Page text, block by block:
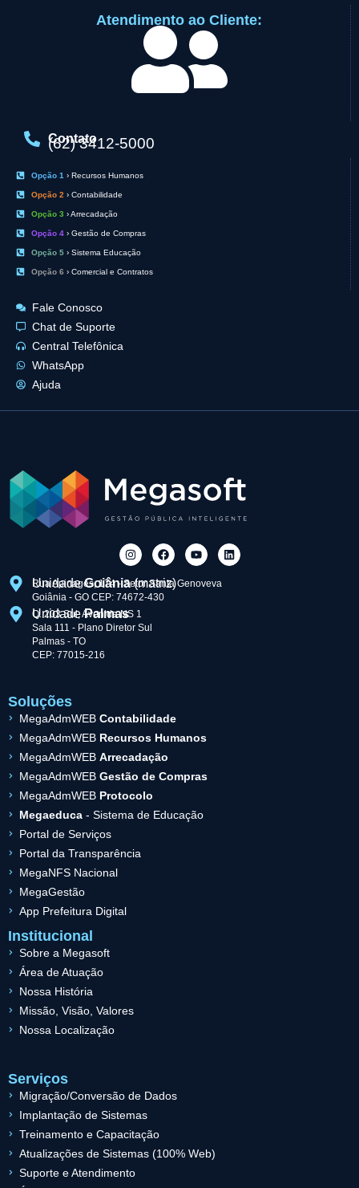
Atendimento ao Cliente:
Contato
(62) 3412-5000
Opção 1 › Recursos Humanos
Opção 2 › Contabilidade
Opção 3 › Arrecadação
Opção 4› Gestão de Compras
Opção 5› Sistema Educação
Opção 6 › Comercial e Contratos
Fale Conosco
Chat de Suporte
Central Telefônica
WhatsApp
Ajuda
UnidadeGoiânia(matriz)
Rua Apinagés, 174 - Setor Santa Genoveva
Goiânia - GO CEP: 74672-430
UnidadePalmas
Q. 203 Sul, Avenida NS 1
Sala 111 - Plano Diretor Sul
Palmas - TO
CEP: 77015-216
Soluções
MegaAdmWEB Contabilidade
MegaAdmWEB Recursos Humanos
MegaAdmWEB Arrecadação
MegaAdmWEB Gestão de Compras
MegaAdmWEB Protocolo
Megaeduca- Sistema de Educação
Portal de Serviços
Portal da Transparência
MegaNFS Nacional
MegaGestão
App Prefeitura Digital
Institucional
Sobre a Megasoft
Área de Atuação
Nossa História
Missão, Visão, Valores
Nossa Localização
Serviços
Migração/Conversão de Dados
Implantação de Sistemas
Treinamento e Capacitação
Atualizações de Sistemas (100% Web)
Suporte e Atendimento